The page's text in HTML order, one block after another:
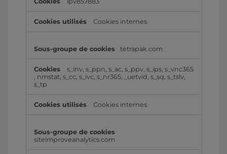
Cookies internes
tetrapak.com
s_inv ,s_ppn ,s_ac ,s_ppv ,s_ips ,s_vnc365
nmstat ,s_cc ,s_ivc ,s_nr365 _uetvid ,s_sq ,s_tslv
s_tp
Cookies internes
siteimproveanalytics.com